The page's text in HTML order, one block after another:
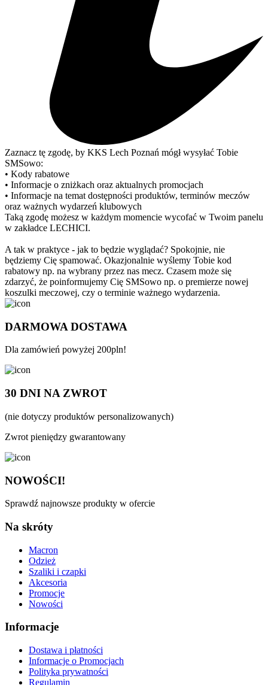
Zaznacz tę zgodę, by KKS Lech Poznań mógł wysyłać Tobie
SMSowo:
• Kody rabatowe
• Informacje o zniżkach oraz aktualnych promocjach
• Informacje na temat dostępności produktów, terminów meczów
oraz ważnych wydarzeń klubowych
Taką zgodę możesz w każdym momencie wycofać w Twoim panelu
w zakładce LECHICI.
A tak w praktyce - jak to będzie wyglądać? Spokojnie, nie
będziemy Cię spamować. Okazjonalnie wyślemy Tobie kod
rabatowy np. na wybrany przez nas mecz. Czasem może się
zdarzyć, że poinformujemy Cię SMSowo np. o premierze nowej
koszulki meczowej, czy o terminie ważnego wydarzenia.
DARMOWA DOSTAWA
Dla zamówień powyżej 200pln!
30 DNI NA ZWROT
(nie dotyczy produktów personalizowanych)
Zwrot pieniędzy gwarantowany
NOWOŚCI!
Sprawdź najnowsze produkty w ofercie
Na skróty
Macron
Odzież
Szaliki i czapki
Akcesoria
Promocje
Nowości
Informacje
Dostawa i płatności
Informacje o Promocjach
Polityka prywatności
Regulamin